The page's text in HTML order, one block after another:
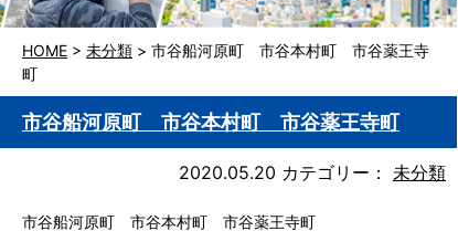
HOME > 未分類 > 市谷船河原町 市谷本村町 市谷薬王寺
町
市谷船河原町 市谷本村町 市谷薬王寺町
2020.05.20 カテゴリー： 未分類
市谷船河原町 市谷本村町 市谷薬王寺町